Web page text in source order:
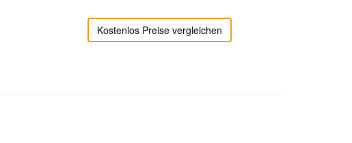
Kostenlos Preise vergleichen